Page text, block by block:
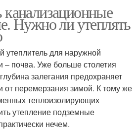
канализационные
Нужно ли утеплять
для наружной
– почва. Уже больше столетия
залегания предохраняет
от перемерзания зимой. К тому же
теплоизолирующих
утепление подземные
нечем.